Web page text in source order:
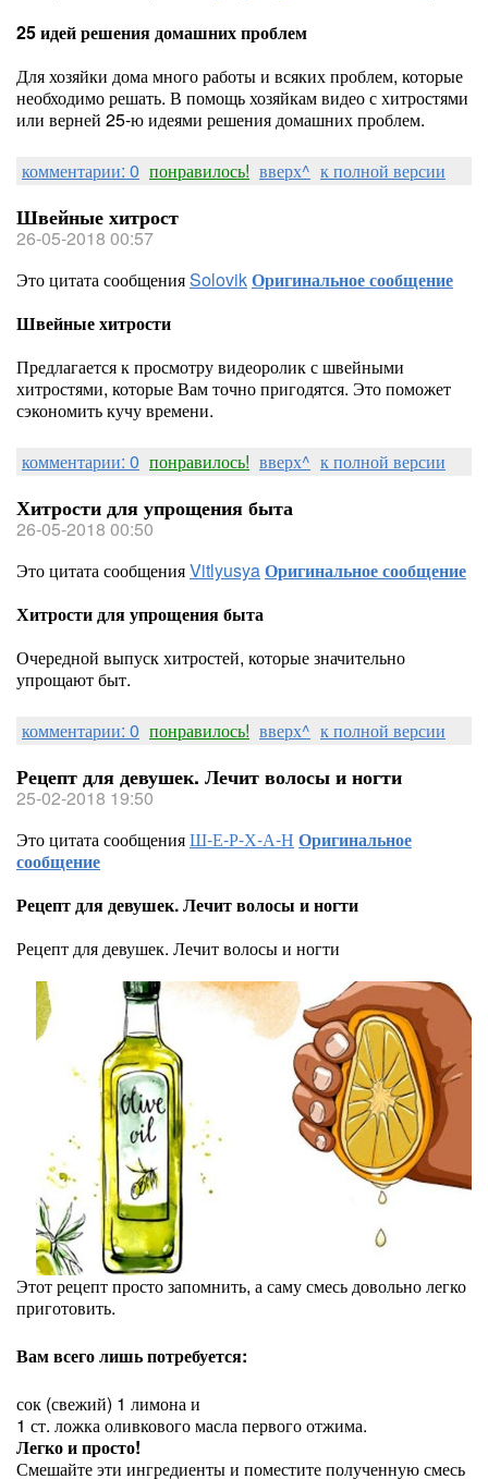
25 идей решения домашних проблем
Для хозяйки дома много работы и всяких проблем, которые
необходимо решать. В помощь хозяйкам видео с хитростями
или верней 25-ю идеями решения домашних проблем.
комментарии: 0 понравилось! вверх^ к полной версии
Швейные хитрост
26-05-2018 00:57
Это цитата сообщенияSolovikОригинальное сообщение
Швейные хитрости
Предлагается к просмотру видеоролик с швейными
хитростями, которые Вам точно пригодятся. Это поможет
сэкономить кучу времени.
комментарии: 0 понравилось! вверх^ к полной версии
Хитрости для упрощения быта
26-05-2018 00:50
Это цитата сообщенияVitlyusyaОригинальное сообщение
Хитрости для упрощения быта
Очередной выпуск хитростей, которые значительно
упрощают быт.
комментарии: 0 понравилось! вверх^ к полной версии
Рецепт для девушек. Лечит волосы и ногти
25-02-2018 19:50
Это цитата сообщенияШ-Е-Р-Х-А-Н Оригинальное
сообщение
Рецепт для девушек. Лечит волосы и ногти
Рецепт для девушек. Лечит волосы и ногти
Этот рецепт просто запомнить, а саму смесь довольно легко
приготовить.
Вам всего лишь потребуется:
сок (свежий) 1 лимона и
1 ст. ложка оливкового масла первого отжима.
Легко и просто!
Смешайте эти ингредиенты и поместите полученную смесь